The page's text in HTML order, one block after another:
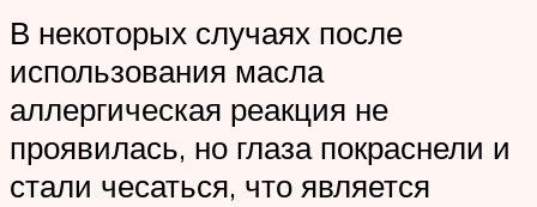
В некоторых случаях после
использования масла
аллергическая реакция не
проявилась, но глаза покраснели и
стали чесаться, что является